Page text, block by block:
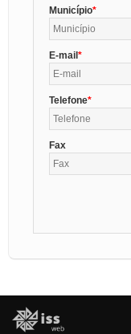
Município
E-mail
Telefone
Fax